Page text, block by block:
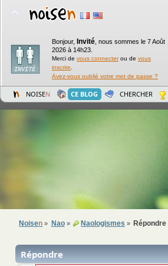
Bonjour, Invité nous sommes le 7 Août
2026 à 14h23.
Merci de vous connecterou de vous
inscrire
Avez-vous oublié votre mot de passe ?
NOISEN CE BLOG CHERCHER
Noisen » Nao» Naologismes » Répondre
Répondre